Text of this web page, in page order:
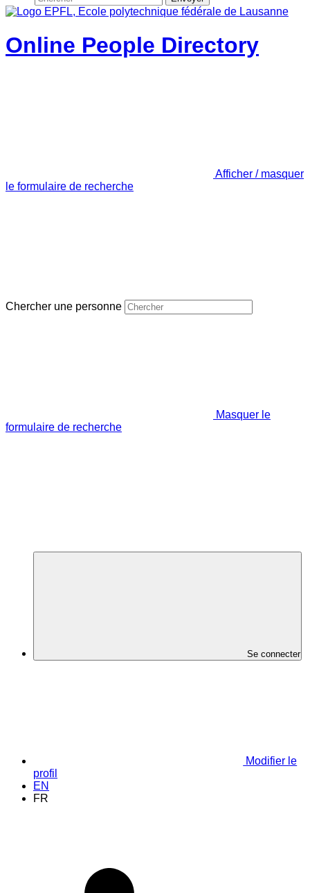
Online People Directory
Afficher / masquer
le formulaire de recherche
Chercher une personne
Masquer le
formulaire de recherche
Se connecter
Modifier le
profil
EN
FR